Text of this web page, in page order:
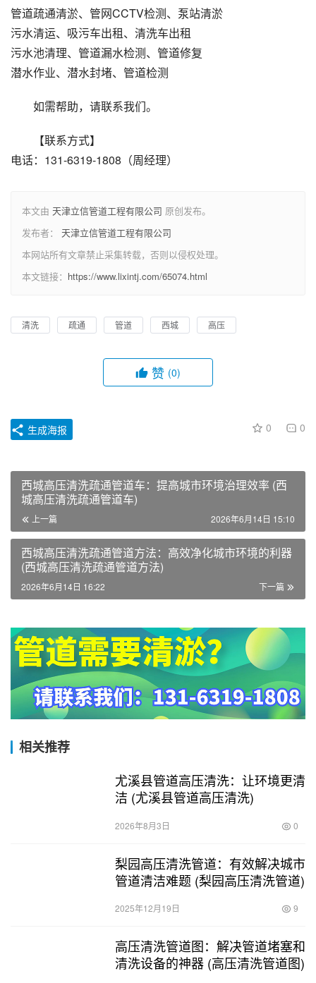
管道疏通清淤、管网CCTV检测、泵站清淤
污水清运、吸污车出租、清洗车出租
污水池清理、管道漏水检测、管道修复
潜水作业、潜水封堵、管道检测
如需帮助，请联系我们。
【联系方式】
电话：131-6319-1808（周经理）
本文由 天津立信管道工程有限公司 原创发布。
发布者： 天津立信管道工程有限公司
本网站所有文章禁止采集转载，否则以侵权处理。
本文链接： https://www.lixintj.com/65074.html
清洗 疏通 管道 西城 高压
赞 (0)
0 0
生成海报
西城高压清洗疏通管道车：提高城市环境治理效率 (西
城高压清洗疏通管道车)
上一篇 2026年6月14日 15:10
西城高压清洗疏通管道方法：高效净化城市环境的利器
(西城高压清洗疏通管道方法)
下一篇
2026年6月14日 16:22
相关推荐
尤溪县管道高压清洗：让环境更清
洁 (尤溪县管道高压清洗)
2026年8月3日 0
梨园高压清洗管道：有效解决城市
管道清洁难题 (梨园高压清洗管道)
2025年12月19日 9
高压清洗管道图：解决管道堵塞和
清洗设备的神器 (高压清洗管道图)